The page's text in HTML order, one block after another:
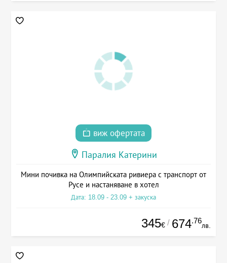
виж офертата
Паралия Катерини
Мини почивка на Олимпийската ривиера с транспорт от
Русе и настаняване в хотел
Дата: 18.09 - 23.09 + закуска
345€ / 674.76
лв.